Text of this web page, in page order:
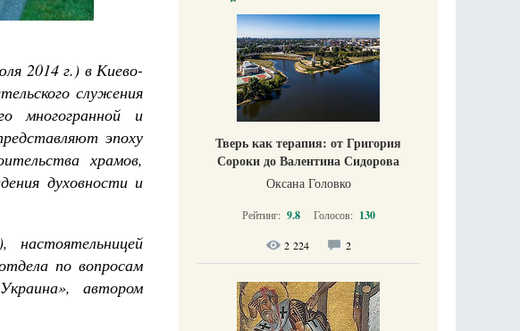
2014 г.) в Киево-
служения
многогранной и
эпоху
храмов,
духовности и
по вопросам
автором
Тверь как терапия: от Григория
Сороки до Валентина Сидорова
Оксана Головко
Рейтинг: 9.8 Голосов: 130
2 224 2